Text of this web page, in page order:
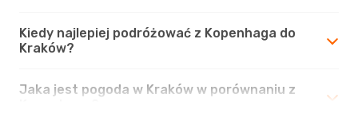
Kiedy najlepiej podróżować z Kopenhaga do
Kraków?
Jaka jest pogoda w Kraków w porównaniu z